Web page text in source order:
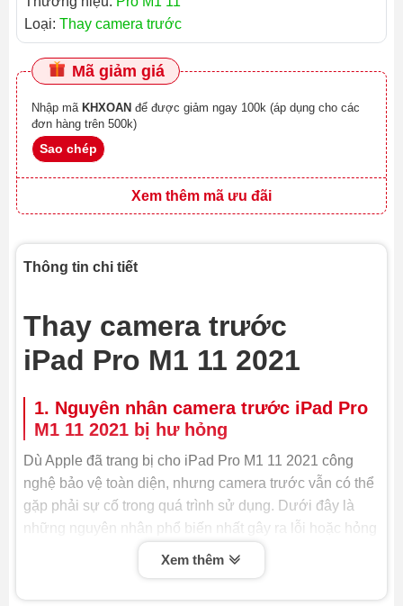
Loại: Thay camera trước
Mã giảm giá
Nhập mã KHXOAN
đơn hàng trên 500k)
Sao chép
Xem thêm mã ưu đãi
Thông tin chi tiết
Thay camera trước
iPad Pro M1 11 2021
1. Nguyên nhân camera trước iPad Pro
M1 11 2021 bị hư hỏng
Dù Apple đã trang bị cho iPad Pro M1 11 2021 công
nghệ bảo vệ toàn diện, nhưng camera trước vẫn có thể
gặp phải sự cố trong quá trình sử dụng. Dưới đây là
những nguyên nhân phổ biến nhất gây ra lỗi hoặc hỏng
camera trước, buộc bạn phải thay camera trước iPad
Pro M1 11 2021 hoặc sửa chữa:
Xem thêm